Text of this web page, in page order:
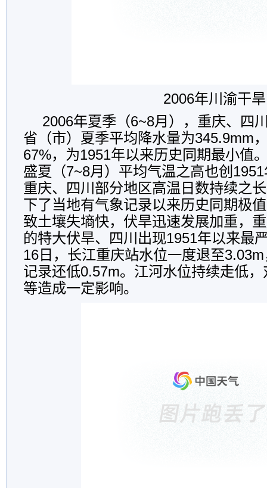
2006年川渝干旱
2006年夏季（6~8月），重庆、四
省（市）夏季平均降水量为345.9mm
67%，为1951年以来历史同期最小值
盛夏（7~8月）平均气温之高也创
重庆、四川部分地区高温日数持续之
下了当地有气象记录以来历史同期极
致土壤失墒快，伏旱迅速发展加重，
的特大伏旱、四川出现1951年以来最
16日，长江重庆站水位一度退至
记录还低0.57m。江河水位持续走低
等造成一定影响。